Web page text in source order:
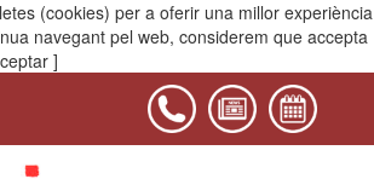
(cookies) per a oferir una millor experiència
navegant pel web, considerem que accepta
]